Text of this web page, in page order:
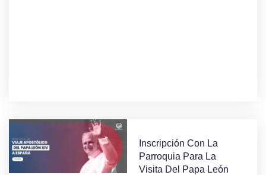
Inscripción Con La
Parroquia Para La
Visita Del Papa León